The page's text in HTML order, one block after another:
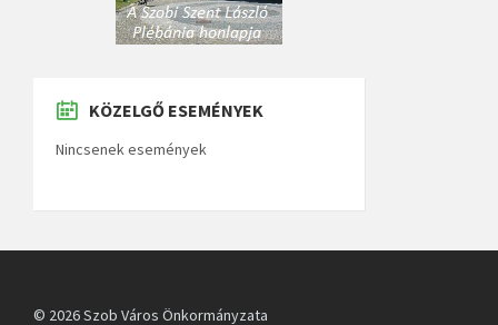
KÖZELGŐ ESEMÉNYEK
Nincsenek események
© 2026 Szob Város Önkormányzata